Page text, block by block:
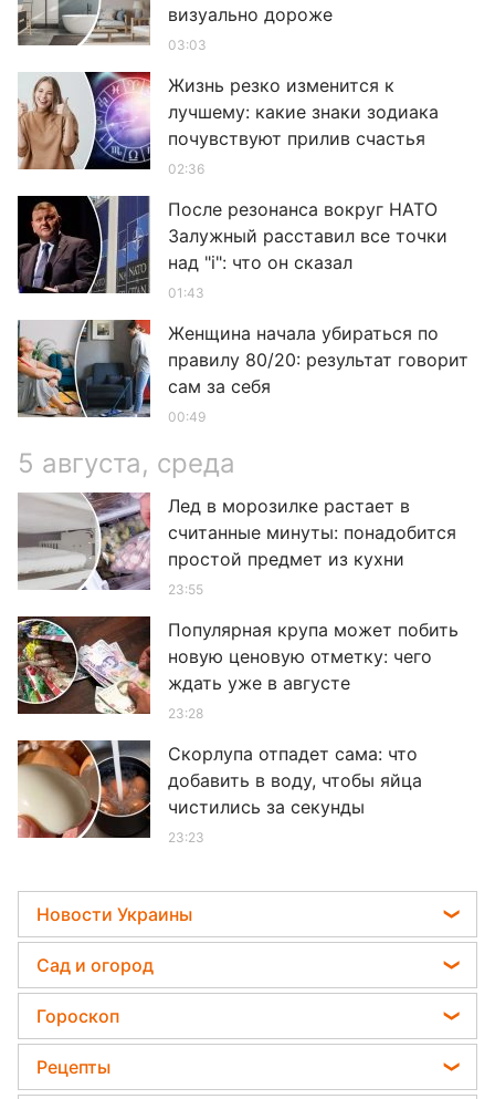
визуально дороже
03:03
Жизнь резко изменится к
лучшему: какие знаки зодиака
почувствуют прилив счастья
02:36
После резонанса вокруг НАТО
Залужный расставил все точки
над "i": что он сказал
01:43
Женщина начала убираться по
правилу 80/20: результат говорит
сам за себя
00:49
5 августа, среда
Лед в морозилке растает в
считанные минуты: понадобится
простой предмет из кухни
23:55
Популярная крупа может побить
новую ценовую отметку: чего
ждать уже в августе
23:28
Скорлупа отпадет сама: что
добавить в воду, чтобы яйца
чистились за секунды
23:23
Новости Украины
Телеграм новости Украины
Пенсии в Украине
Мобилизация
Политика
Сад и огород
Садовод назвал самое эффективное средство
против сорняков
Какая ошибка при поливе растений может их
Гороскоп
Гороскоп на завтра
Рецепты